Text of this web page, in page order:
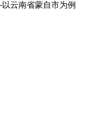
云南省蒙自市为例